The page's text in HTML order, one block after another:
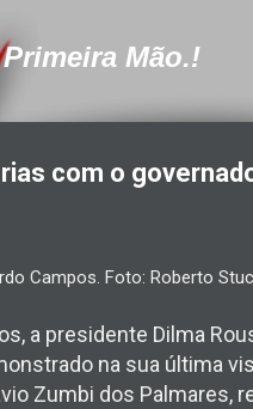
Mão.!
com o
a presidente Dilma
na sua última
Zumbi dos Palmares,